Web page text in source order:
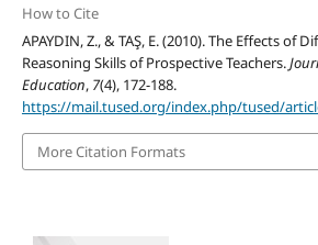
How to Cite
APAYDIN, Z., & TAŞ, E. (2010). The Effects of
Reasoning Skills of Prospective Teachers.
Education, 7(4), 172-188.
https://mail.tused.org/index.php/tused/
More Citation Formats